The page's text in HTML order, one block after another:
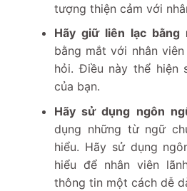
tượng thiện cảm với
Hãy giữ liên lạc bằng
bằng mắt với nhân
hỏi. Điều này thể
của bạn.
Hãy sử dụng ngôn
dụng những từ ngữ
hiểu. Hãy sử dụng
hiểu để nhân viên
thông tin một cách dễ